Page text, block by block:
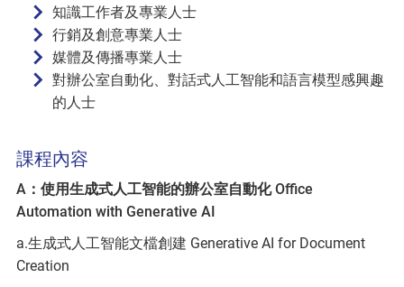
知識工作者及專業人士
行銷及創意專業人士
媒體及傳播專業人士
對辦公室自動化、對話式人工智能和語言模型感興趣
的人士
課程內容
A：使用生成式人工智能的辦公室自動化 Office
Automation with Generative AI
a.生成式人工智能文檔創建 Generative AI for Document
Creation